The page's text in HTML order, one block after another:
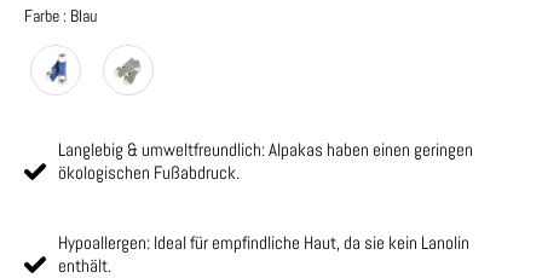
Farbe : BlauFarbe
Langlebig & umweltfreundlich: Alpakas haben einen geringen
ökologischen Fußabdruck.
Hypoallergen: Ideal für empfindliche Haut, da sie kein Lanolin
enthält.